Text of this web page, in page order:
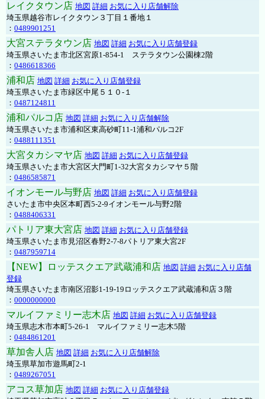
レイクタウン店 地図 詳細 お気に入り店舗解除
埼玉県越谷市レイクタウン３丁目１番地１
： 0489901251
大宮ステラタウン店 地図 詳細 お気に入り店舗登録
埼玉県さいたま市北区宮原1-854-1 ステラタウン公園棟2階
： 0486618366
浦和店 地図 詳細 お気に入り店舗登録
埼玉県さいたま市緑区中尾５１０-１
： 0487124811
浦和パルコ店 地図 詳細 お気に入り店舗解除
埼玉県さいたま市浦和区東高砂町11-1浦和パルコ2F
： 0488111351
大宮タカシマヤ店 地図 詳細 お気に入り店舗登録
埼玉県さいたま市大宮区大門町1-32大宮タカシマヤ５階
： 0486585871
イオンモール与野店 地図 詳細 お気に入り店舗登録
さいたま市中央区本町西5-2-9イオンモール与野2階
： 0488406331
パトリア東大宮店 地図 詳細 お気に入り店舗登録
埼玉県さいたま市見沼区春野2-7-8パトリア東大宮2F
： 0487959714
【NEW】ロッテスクエア武蔵浦和店 地図 詳細 お気に入り店舗
登録
埼玉県さいたま市南区沼影1-19-19ロッテスクエア武蔵浦和店３階
： 0000000000
マルイファミリー志木店 地図 詳細 お気に入り店舗登録
埼玉県志木市本町5-26-1 マルイファミリー志木5階
： 0484861201
草加舎人店 地図 詳細 お気に入り店舗解除
埼玉県草加市遊馬町2-1
： 0489267051
アコス草加店 地図 詳細 お気に入り店舗登録